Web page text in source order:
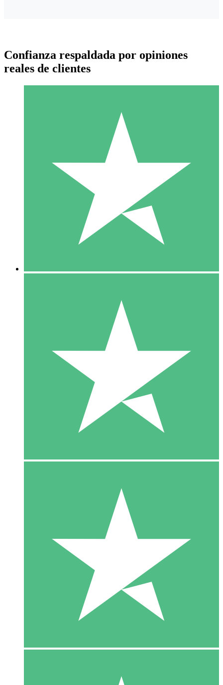
Paquetes de Créditos Individuales
Paga según el uso con créditos de descarga. Sin compromiso
10 00
10 Descargas
20 00
Confianza respaldada por opiniones
reales de clientes